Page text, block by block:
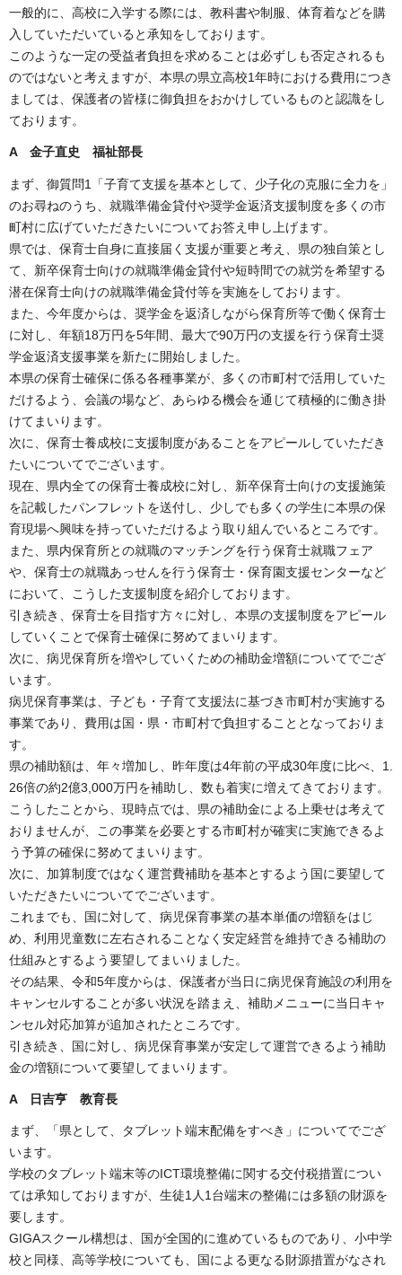
一般的に、高校に入学する際には、教科書や制服、体育着などを購
入していただいていると承知をしております。
このような一定の受益者負担を求めることは必ずしも否定されるも
のではないと考えますが、本県の県立高校1年時における費用につき
ましては、保護者の皆様に御負担をおかけしているものと認識をし
ております。
A 金子直史 福祉部長
まず、御質問1「子育て支援を基本として、少子化の克服に全力を」
のお尋ねのうち、就職準備金貸付や奨学金返済支援制度を多くの市
町村に広げていただきたいについてお答え申し上げます。
県では、保育士自身に直接届く支援が重要と考え、県の独自策とし
て、新卒保育士向けの就職準備金貸付や短時間での就労を希望する
潜在保育士向けの就職準備金貸付等を実施をしております。
また、今年度からは、奨学金を返済しながら保育所等で働く保育士
に対し、年額18万円を5年間、最大で90万円の支援を行う保育士奨
学金返済支援事業を新たに開始しました。
本県の保育士確保に係る各種事業が、多くの市町村で活用していた
だけるよう、会議の場など、あらゆる機会を通じて積極的に働き掛
けてまいります。
次に、保育士養成校に支援制度があることをアピールしていただき
たいについてでございます。
現在、県内全ての保育士養成校に対し、新卒保育士向けの支援施策
を記載したパンフレットを送付し、少しでも多くの学生に本県の保
育現場へ興味を持っていただけるよう取り組んでいるところです。
また、県内保育所との就職のマッチングを行う保育士就職フェア
や、保育士の就職あっせんを行う保育士・保育園支援センターなど
において、こうした支援制度を紹介しております。
引き続き、保育士を目指す方々に対し、本県の支援制度をアピール
していくことで保育士確保に努めてまいります。
次に、病児保育所を増やしていくための補助金増額についてでござ
います。
病児保育事業は、子ども・子育て支援法に基づき市町村が実施する
事業であり、費用は国・県・市町村で負担することとなっておりま
す。
県の補助額は、年々増加し、昨年度は4年前の平成30年度に比べ、1.
26倍の約2億3,000万円を補助し、数も着実に増えてきております。
こうしたことから、現時点では、県の補助金による上乗せは考えて
おりませんが、この事業を必要とする市町村が確実に実施できるよ
う予算の確保に努めてまいります。
次に、加算制度ではなく運営費補助を基本とするよう国に要望して
いただきたいについてでございます。
これまでも、国に対して、病児保育事業の基本単価の増額をはじ
め、利用児童数に左右されることなく安定経営を維持できる補助の
仕組みとするよう要望してまいりました。
その結果、令和5年度からは、保護者が当日に病児保育施設の利用を
キャンセルすることが多い状況を踏まえ、補助メニューに当日キャ
ンセル対応加算が追加されたところです。
引き続き、国に対し、病児保育事業が安定して運営できるよう補助
金の増額について要望してまいります。
A 日吉亨 教育長
まず、「県として、タブレット端末配備をすべき」についてでござ
います。
学校のタブレット端末等のICT環境整備に関する交付税措置につい
ては承知しておりますが、生徒1人1台端末の整備には多額の財源を
要します。
GIGAスクール構想は、国が全国的に進めているものであり、小中学
校と同様、高等学校についても、国による更なる財源措置がなされ